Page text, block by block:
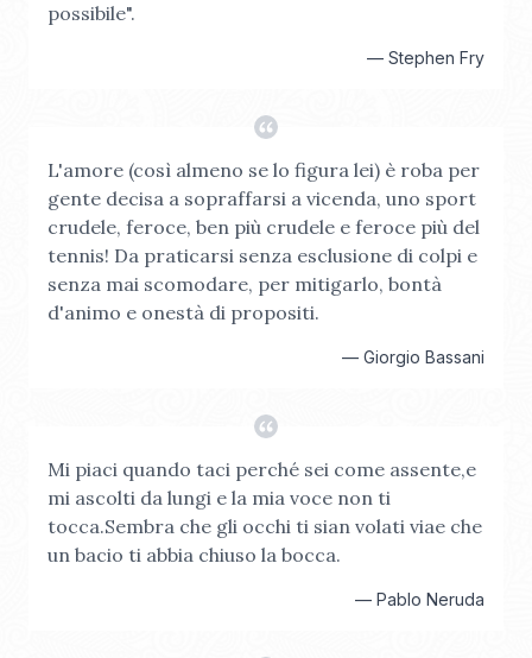
possibile".
— Stephen Fry
L'amore (così almeno se lo figura lei) è roba per
gente decisa a sopraffarsi a vicenda, uno sport
crudele, feroce, ben più crudele e feroce più del
tennis! Da praticarsi senza esclusione di colpi e
senza mai scomodare, per mitigarlo, bontà
d'animo e onestà di propositi.
— Giorgio Bassani
Mi piaci quando taci perché sei come assente,e
mi ascolti da lungi e la mia voce non ti
tocca.Sembra che gli occhi ti sian volati viae che
un bacio ti abbia chiuso la bocca.
— Pablo Neruda